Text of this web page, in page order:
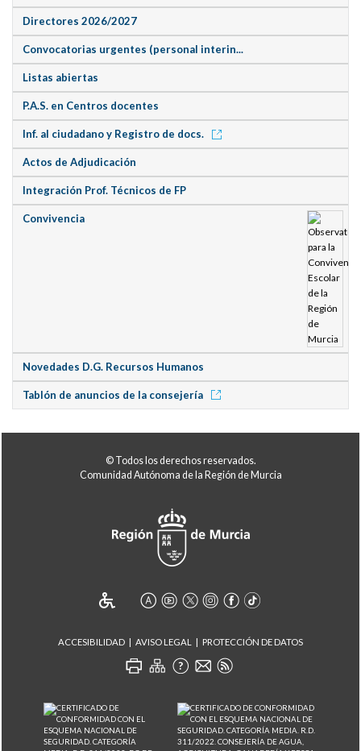
Directores 2026/2027
Convocatorias urgentes (personal interin...
Listas abiertas
P.A.S. en Centros docentes
Inf. al ciudadano y Registro de docs.
Actos de Adjudicación
Integración Prof. Técnicos de FP
Convivencia
Novedades D.G. Recursos Humanos
Tablón de anuncios de la consejería
© Todos los derechos reservados.
Comunidad Autónoma de la Región de Murcia
ACCESIBILIDAD AVISO LEGAL PROTECCIÓN DE DATOS